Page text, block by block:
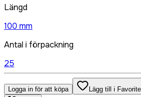
Längd
100 mm
Antal i förpackning
25
Logga in för att köpa
Lägg till i